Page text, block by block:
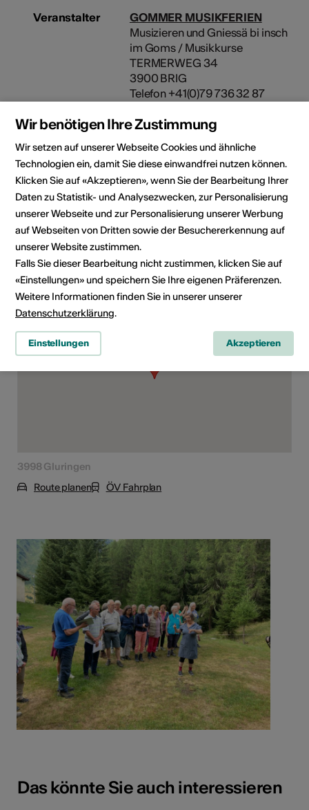
Veranstalter
GOMMER MUSIKFERIEN
Musizieren und Gniessä bi insch
im Goms / Musikkurse
TERMERWEG 34
3900 BRIG
Telefon +41(0)79 736 32 87
Webseite
Kulturbereiche
Art der Weiterbildung
Kurs
Zielpublikum
Interessierte
Kursort
3998 Gluringen
Route planen
ÖV Fahrplan
Das könnte Sie auch interessieren
Wir benötigen Ihre Zustimmung
Wir setzen auf unserer Webseite Cookies und ähnliche
Technologien ein, damit Sie diese einwandfrei nutzen können.
Klicken Sie auf «Akzeptieren», wenn Sie der Bearbeitung Ihrer
Daten zu Statistik- und Analysezwecken, zur Personalisierung
unserer Webseite und zur Personalisierung unserer Werbung
auf Webseiten von Dritten sowie der Besuchererkennung auf
unserer Website zustimmen.
Falls Sie dieser Bearbeitung nicht zustimmen, klicken Sie auf
«Einstellungen» und speichern Sie Ihre eigenen Präferenzen.
Weitere Informationen finden Sie in unserer unserer
Datenschutzerklärung.
Einstellungen Akzeptieren